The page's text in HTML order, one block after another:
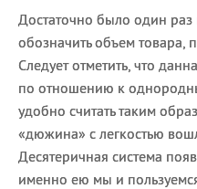
Достаточно было один раз
обозначить объем товара,
Следует отметить, что
по отношению к
удобно считать таким
«дюжина» с легкостью
Десятеричная система
именно ею мы и